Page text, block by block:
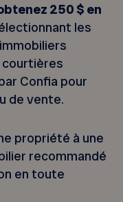
250 $ en
les
courtières
Confia pour
de vente.
propriété à une
recommandé
en toute